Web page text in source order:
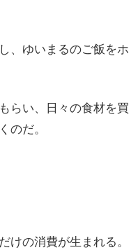
、ゆいまるのご飯をホ
らい、日々の食材を買
のだ。
けの消費が生まれる。